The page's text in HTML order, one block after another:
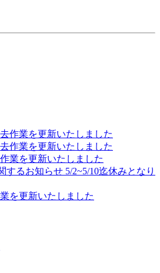
作業を更新いたしました
作業を更新いたしました
業を更新いたしました
するお知らせ 5/2~5/10迄休みとなり
を更新いたしました